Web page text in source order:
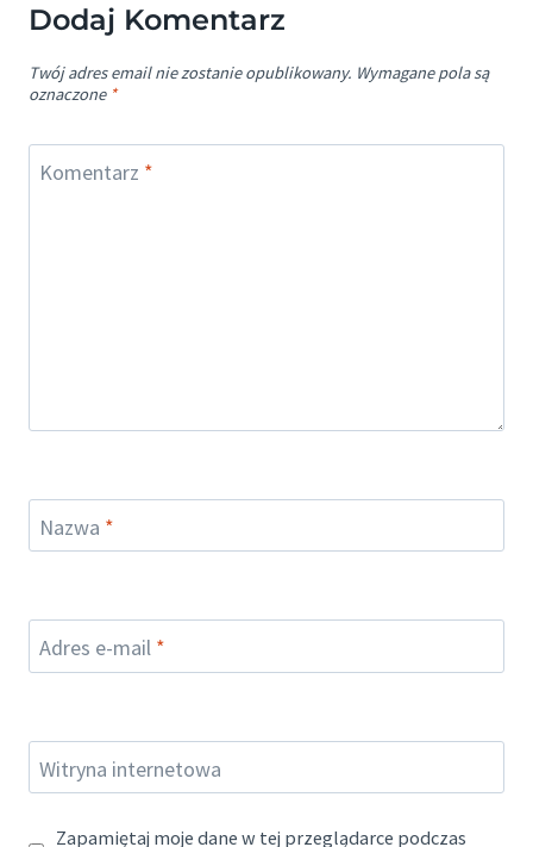
Dodaj Komentarz
Twój adres email nie zostanie opublikowany. Wymagane pola są
oznaczone *
Komentarz *
Nazwa *
Adres e-mail *
Witryna internetowa
Zapamiętaj moje dane w tej przeglądarce podczas